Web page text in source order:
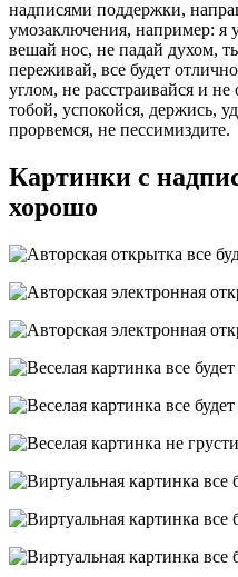
надписями поддержки,
умозаключения, например: я
вешай нос, не падай духом,
переживай, все будет
углом, не расстраивайся и
тобой, успокойся, держись,
прорвемся, не пессимиздите.
Картинки с
хорошо